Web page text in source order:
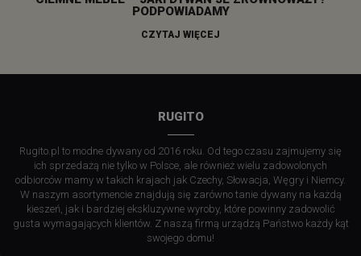
PODPOWIADAMY
CZYTAJ WIĘCEJ
RUGITO
Rugito.pl to modne dywany od 2016 roku. Od tego czasu zajmujemy się
ich sprzedażą nie tylko w Polsce, ale również wielu zadowolonych
odbiorców mamy w takich krajach jak Czechy, Słowacja, Węgry i Niemcy.
W naszym asortymencie znajdują się zarówno tanie dywany na każdą
kieszeń, jak i bardziej ekskluzywne wyroby, które powinny zadowolić
gusta wymagających klientów. Z naszą firmą urządzą Państwo każdy kąt
swojego domu!